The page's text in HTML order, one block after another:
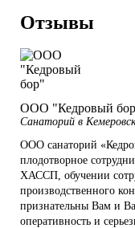
Отзывы
ООО "Кедровый
Санаторий в
ООО санаторий
плодотворное
ХАССП, обучении
производственного
признательны Вам и
оперативность и